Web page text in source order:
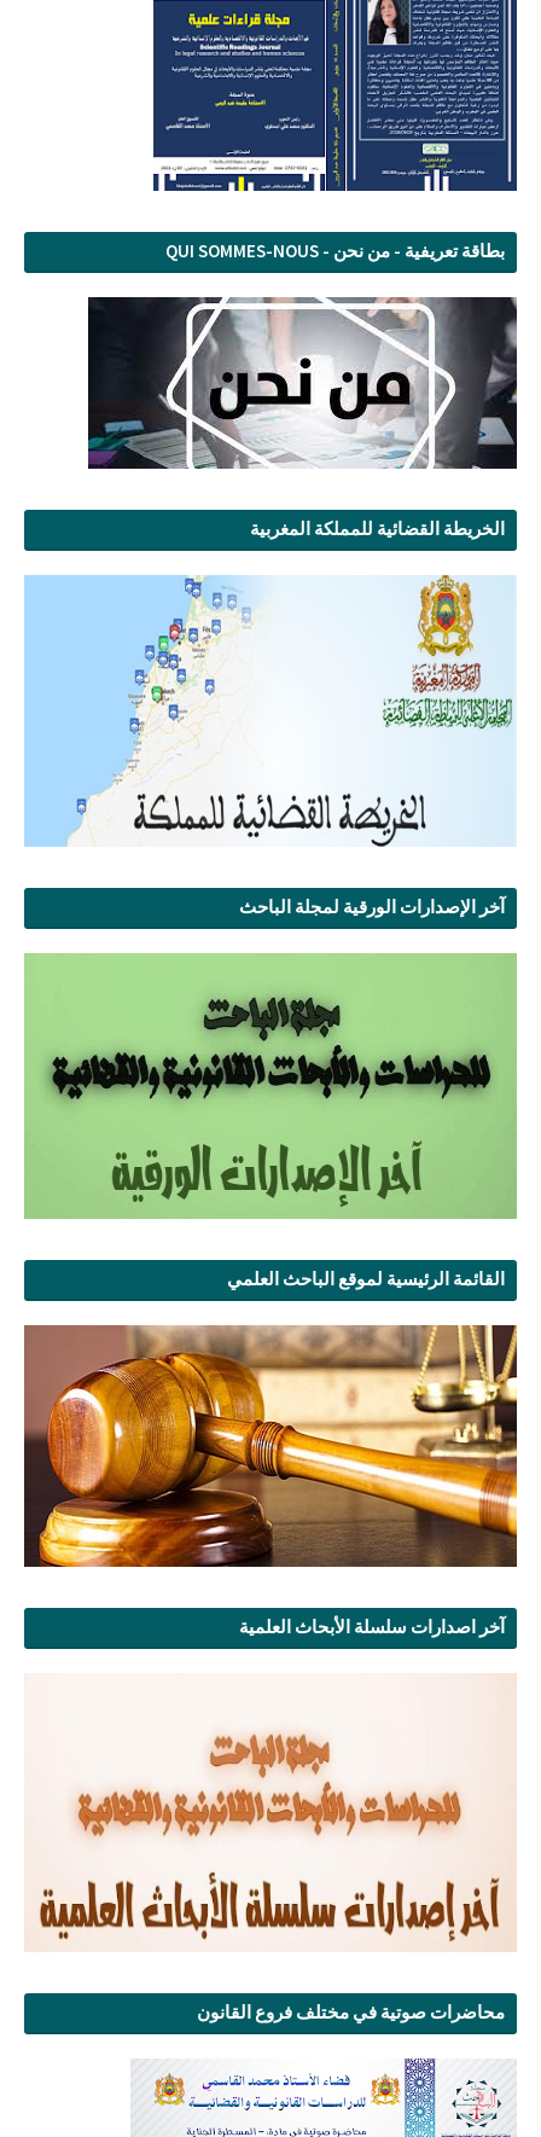
بطاقة تعريفية - من نحن - QUI SOMMES-NOUS
الخريطة القضائية للمملكة المغربية
آخر الإصدارات الورقية لمجلة الباحث
القائمة الرئيسية لموقع الباحث العلمي
آخر اصدارات سلسلة الأبحاث العلمية
محاضرات صوتية في مختلف فروع القانون